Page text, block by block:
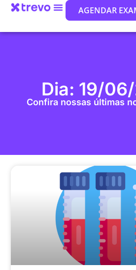
AGENDAR
Dia: 19/
Confira nossas últimas